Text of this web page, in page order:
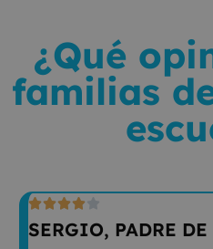
¿Qué
familias

SERGIO, PADRE DE